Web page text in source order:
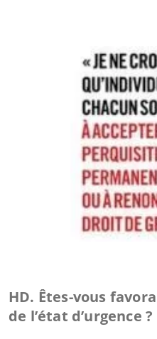
HD. Êtes-vous
de l’état d’urgence ?